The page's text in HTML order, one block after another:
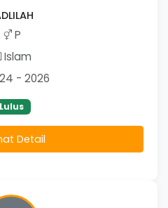
P
Islam
- 2026
Lulus
Detail